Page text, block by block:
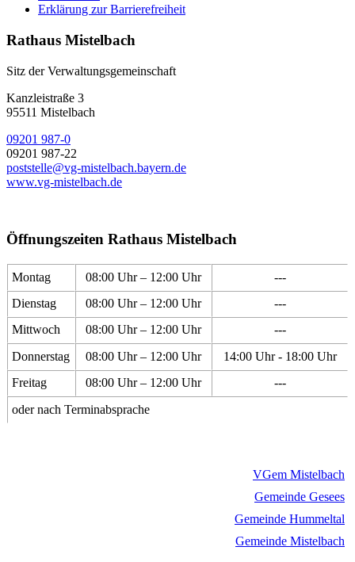
Erklärung zur Barrierefreiheit
Rathaus Mistelbach
Sitz der Verwaltungsgemeinschaft
Kanzleistraße 3
95511 Mistelbach
09201 987-0
09201 987-22
poststelle@vg-mistelbach.bayern.de
www.vg-mistelbach.de
Öffnungszeiten Rathaus Mistelbach
Montag 08:00 Uhr – 12:00 Uhr
---
Dienstag
08:00 Uhr – 12:00 Uhr
---
Mittwoch
08:00 Uhr – 12:00 Uhr
---
Donnerstag
08:00 Uhr – 12:00 Uhr
14:00 Uhr - 18:00 Uhr
Freitag
08:00 Uhr – 12:00 Uhr
---
oder nach Terminabsprache
VGem Mistelbach
Gemeinde Gesees
Gemeinde Hummeltal
Gemeinde Mistelbach